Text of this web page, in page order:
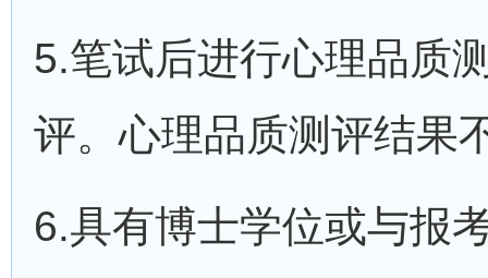
5.笔试后进行心理品质
评。心理品质测评结果
6.具有博士学位或与报